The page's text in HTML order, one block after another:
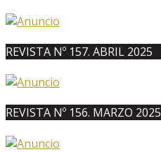
REVISTA Nº 157. ABRIL 2025
REVISTA Nº 156. MARZO 2025